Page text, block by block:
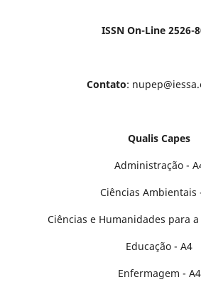
ISSN On-Line 2526-
Contato:
Qualis Capes
Administração -
Ciências Ambientais
Ciências e Humanidades para a
Educação - A4
Enfermagem - A4